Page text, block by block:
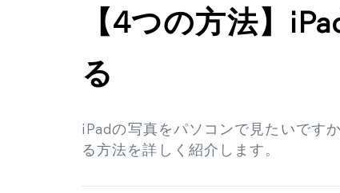
【4つの方法】
る
iPadの写真をパソコンで見たいです
る方法を詳しく紹介します。